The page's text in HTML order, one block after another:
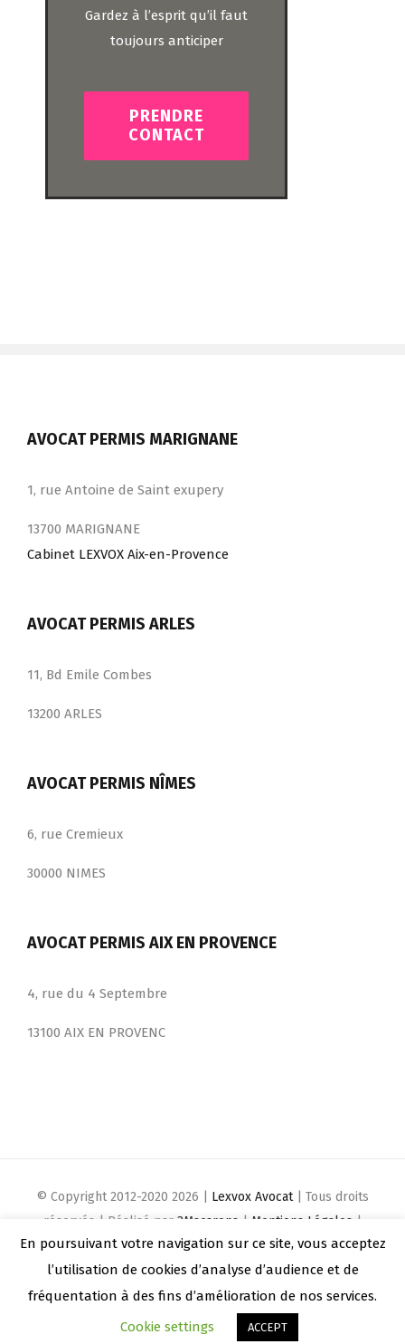
Gardez à l’esprit qu’il faut
toujours anticiper
PRENDRE
CONTACT
AVOCAT PERMIS MARIGNANE
1, rue Antoine de Saint exupery
13700 MARIGNANE
Cabinet LEXVOX Aix-en-Provence
AVOCAT PERMIS ARLES
11, Bd Emile Combes
13200 ARLES
AVOCAT PERMIS NÎMES
6, rue Cremieux
30000 NIMES
AVOCAT PERMIS AIX EN PROVENCE
4, rue du 4 Septembre
13100 AIX EN PROVENC
© Copyright 2012-2020 2026 | Lexvox Avocat| Tous droits
réservés | Réalisé par 3Macarons | Mentions Légales |
Conditions Général de Ventes
facebooktwitter instagramyoutube
En poursuivant votre navigation sur ce site, vous acceptez
l’utilisation de cookies d’analyse d’audience et de
fréquentation à des fins d’amélioration de nos services.
Cookie settings
ACCEPT